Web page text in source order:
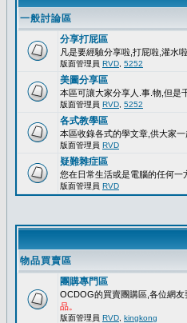
一般討論區
分享打屁區
凡是要經驗分享啦,打屁啦,灌水
版面管理員 RVD 5252
美圖分享區
本區可讓大家分享人.事.物,但是
版面管理員 RVD 5252
各式教學區
本區收錄各式的學文章,供大家
版面管理員 RVD
疑難雜症區
您在日常生活或是電腦的任何一
版面管理員 RVD
物品買賣區
團購專門區
OCDOG的買賣團購區,各位網
品。
版面管理員 RVD kingkong